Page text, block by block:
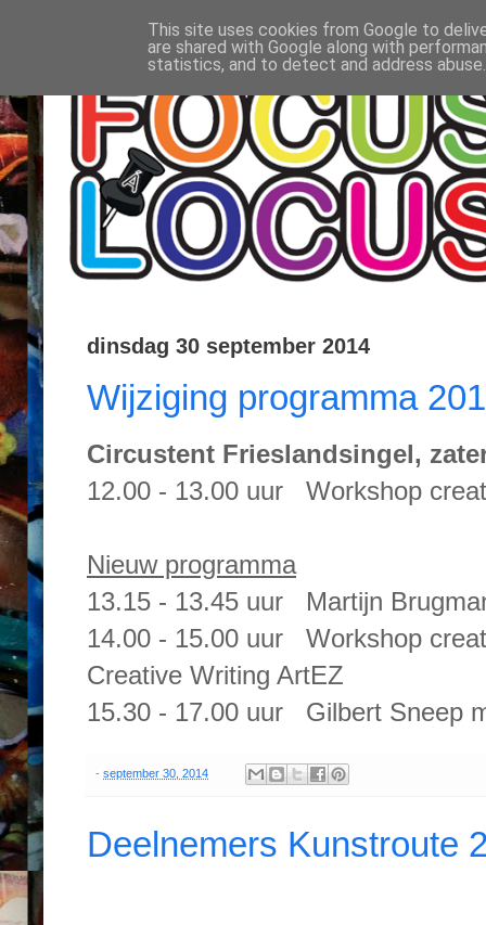
dinsdag 30 september 2014
Wijziging programma
Circustent Frieslandsingel,
12.00 - 13.00 uur Workshop
Nieuw programma
13.15 - 13.45 uur Martijn
14.00 - 15.00 uur Workshop
Creative Writing ArtEZ
15.30 - 17.00 uur Gilbert Sneep
- september 30, 2014
Deelnemers Kunstroute
This site uses cookies from Google to
are shared with Google along with
statistics, and to detect and address abuse.